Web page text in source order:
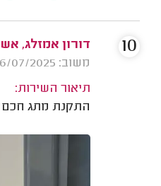
דורון אמזלג,
משוב: 16/07/2025
תיאור השירות:
התקנת מתג חכם
10